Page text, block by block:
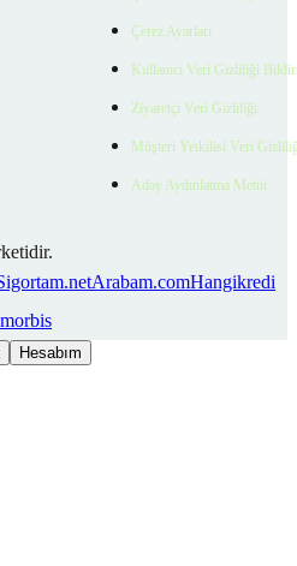
Çerez Ayarları
Kullanıcı Veri Gizliliği
Ziyaretçi Veri Gizliliği
Müşteri Yetkilisi Veri
Aday Aydınlatma Metni
Arabam.comHangikredi
Hesabım